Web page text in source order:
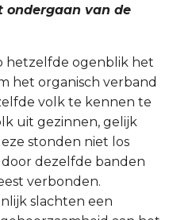
ondergaan van de
hetzelfde ogenblik het
het organisch verband
volk te kennen te
uit gezinnen, gelijk
stonden niet los
dezelfde banden
verbonden.
slachten een